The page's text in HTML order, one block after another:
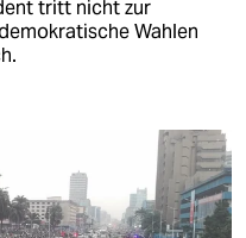
tritt nicht zur
Wahlen